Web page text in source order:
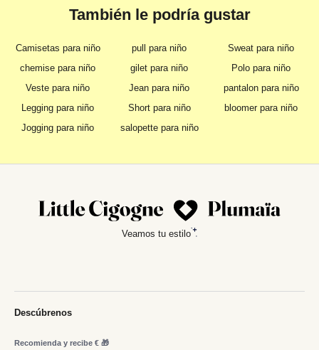
También le podría gustar
Camisetas para niño pull para niño
Sweat para niño
chemise para niño
gilet para niño
Polo para niño
Veste para niño
Jean para niño
pantalon para niño
Legging para niño
Short para niño
bloomer para niño
Jogging para niño
salopette para niño
Veamos tu estilo
Descúbrenos
Recomienda y recibe € 🎁